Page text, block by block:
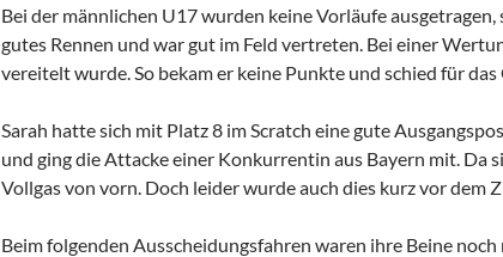
Bei der männlichen U17 wurden keine Vorläufe
gutes Rennen und war gut im Feld vertreten. Bei einer
vereitelt wurde. So bekam er keine Punkte und schied für
Sarah hatte sich mit Platz 8 im Scratch eine gute
und ging die Attacke einer Konkurrentin aus Bayern mit. Da
Vollgas von vorn. Doch leider wurde auch dies kurz vor dem
Beim folgenden Ausscheidungsfahren waren ihre Beine